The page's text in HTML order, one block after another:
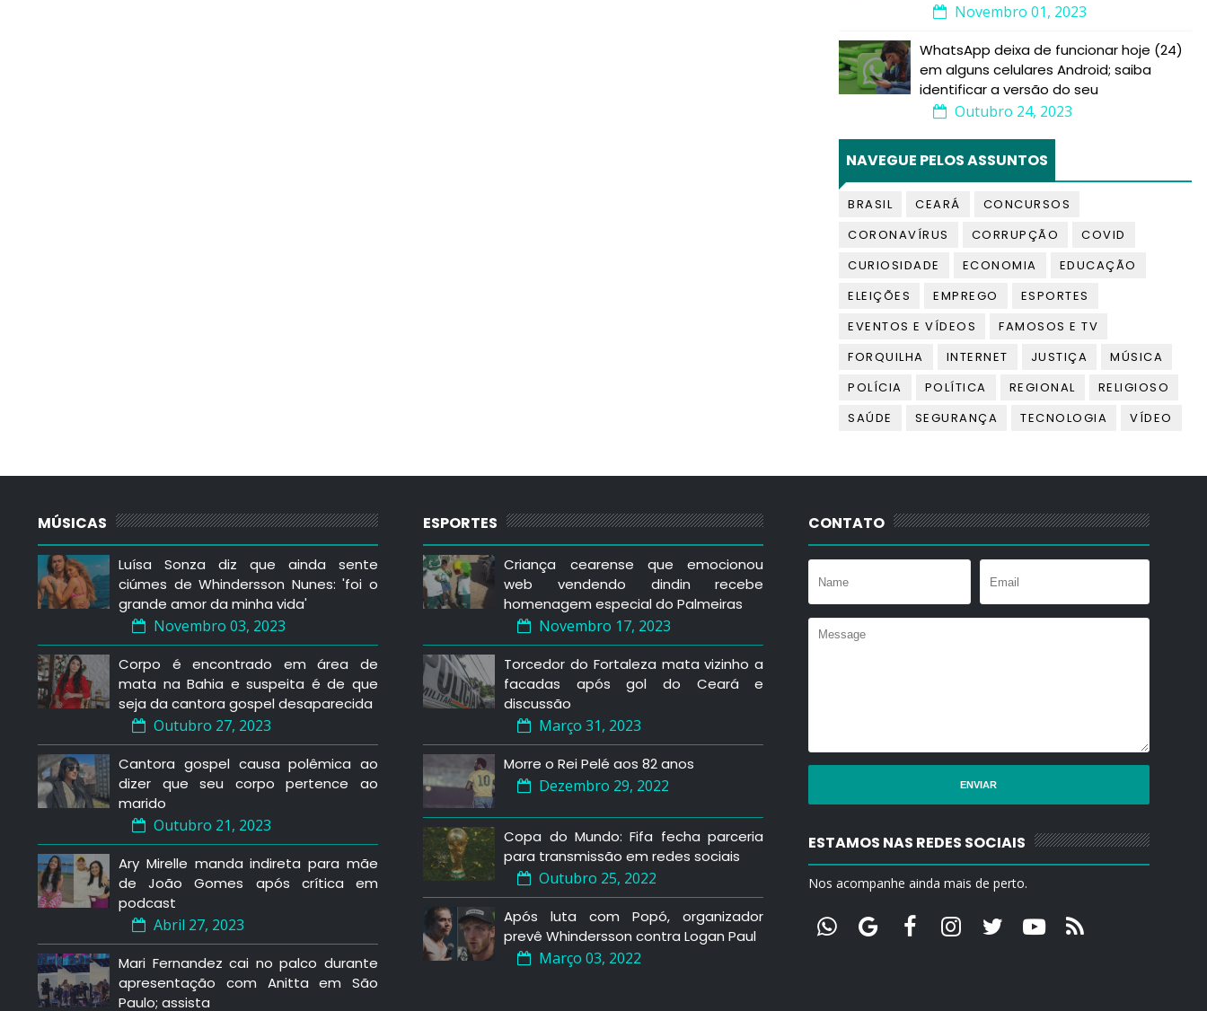
Novembro 01, 2023
WhatsApp deixa de funcionar hoje (24)
em alguns celulares Android; saiba
identificar a versão do seu
Outubro 24, 2023
NAVEGUE PELOS ASSUNTOS
BRASIL CEARÁ
CONCURSOS
CORONAVÍRUS
CORRUPÇÃO
COVID
CURIOSIDADE
ECONOMIA
EDUCAÇÃO
ELEIÇÕES
EMPREGO
ESPORTES
EVENTOS E VÍDEOS
FAMOSOS E TV
FORQUILHA
INTERNET JUSTIÇA
MÚSICA
POLÍCIA
POLÍTICA REGIONAL
RELIGIOSO
SAÚDE
SEGURANÇA TECNOLOGIA VÍDEO
MÚSICAS
Luísa Sonza diz que ainda sente
ciúmes de Whindersson Nunes: 'foi o
grande amor da minha vida'
Novembro 03, 2023
Corpo é encontrado em área de
mata na Bahia e suspeita é de que
seja da cantora gospel desaparecida
Outubro 27, 2023
Cantora gospel causa polêmica ao
dizer que seu corpo pertence ao
marido
Outubro 21, 2023
Ary Mirelle manda indireta para mãe
de João Gomes após crítica em
podcast
Abril 27, 2023
Mari Fernandez cai no palco durante
apresentação com Anitta em São
Paulo; assista
ESPORTES
Criança cearense que emocionou
web vendendo dindin recebe
homenagem especial do Palmeiras
Novembro 17, 2023
Torcedor do Fortaleza mata vizinho a
facadas após gol do Ceará e
discussão
Março 31, 2023
Morre o Rei Pelé aos 82 anos
Dezembro 29, 2022
Copa do Mundo: Fifa fecha parceria
para transmissão em redes sociais
Outubro 25, 2022
Após luta com Popó, organizador
prevê Whindersson contra Logan Paul
Março 03, 2022
CONTATO
ESTAMOS NAS REDES SOCIAIS
Nos acompanhe ainda mais de perto.